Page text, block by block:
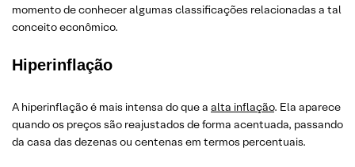
momento de conhecer algumas classificações relacionadas a tal
conceito econômico.
Hiperinflação
A hiperinflação é mais intensa do que a alta inflação. Ela aparece
quando os preços são reajustados de forma acentuada, passando
da casa das dezenas ou centenas em termos percentuais.